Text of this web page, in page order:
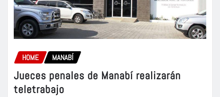
HOME MANABÍ
Jueces penales de Manabí realizarán
teletrabajo